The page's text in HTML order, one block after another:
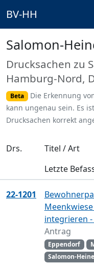
BV-HH
Salomon-
Drucksachen zu
Hamburg-Nord,
Beta
Die Erkennung
kann ungenau sein. Es
Drucksachen korrekt
Drs.
Titel / Art
Letzte
22-1201
integrieren -
Antrag
Eppendorf
Salomon-